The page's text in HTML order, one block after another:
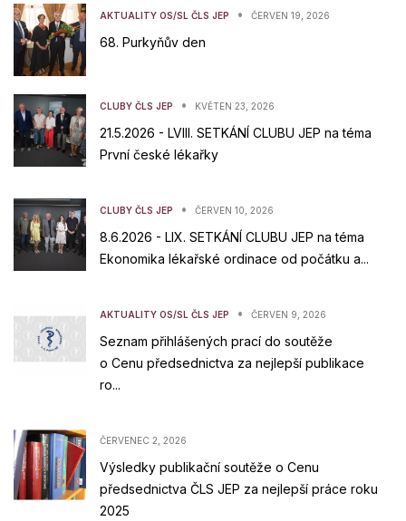
AKTUALITY OS/SL ČLS JEP • ČERVEN 19, 2026
68. Purkyňův den
CLUBY ČLS JEP • KVĚTEN 23, 2026
21.5.2026 - LVIII. SETKÁNÍ CLUBU JEP na téma
První české lékařky
CLUBY ČLS JEP • ČERVEN 10, 2026
8.6.2026 - LIX. SETKÁNÍ CLUBU JEP na téma
Ekonomika lékařské ordinace od počátku a...
AKTUALITY OS/SL ČLS JEP • ČERVEN 9, 2026
Seznam přihlášených prací do soutěže
o Cenu předsednictva za nejlepší publikace
ro...
ČERVENEC 2, 2026
Výsledky publikační soutěže o Cenu
předsednictva ČLS JEP za nejlepší práce roku
2025